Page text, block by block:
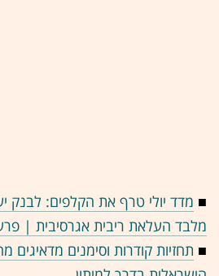
■ מדד יולי טרף את הקלפים: לבנק
מלבד העלאת ריבית אגרסיבית |
■ תחזיות קודרות וסימנים